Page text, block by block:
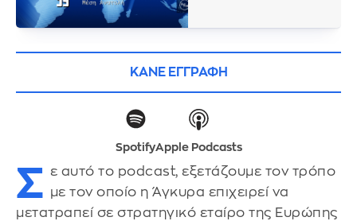
ΚΑΝΕ ΕΓΓΡΑΦΗ
SpotifyApple Podcasts
Σ ε αυτό το podcast, εξετάζουμε τον τρόπο
με τον οποίο η Άγκυρα επιχειρεί να
μετατραπεί σε στρατηγικό εταίρο της Ευρώπης